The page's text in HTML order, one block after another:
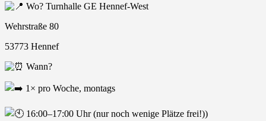
Wo? Turnhalle GE Hennef-West
Wehrstraße 80
53773 Hennef
Wann?
1× pro Woche, montags
16:00–17:00 Uhr (nur noch wenige Plätze frei!))